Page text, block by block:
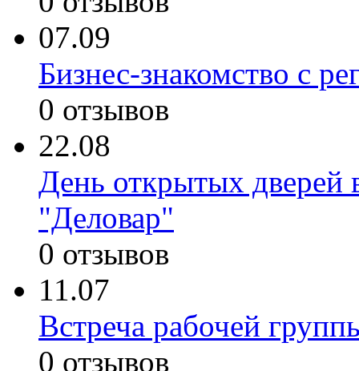
07.09
Бизнес-знакомство с
0 отзывов
22.08
День открытых дверей
"Деловар"
0 отзывов
11.07
Встреча рабочей
0 отзывов